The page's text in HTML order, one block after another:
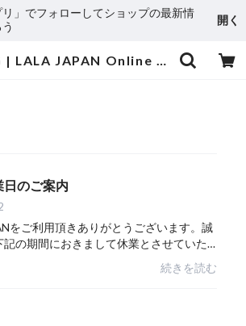
リ」でフォローしてショップの最新情
開く
BLOG | LALA JAPAN Online Shop ｜ ララジャパン オンラインショップ
のご案内
をご利用頂きありがとうございます。誠
記の期間におきまして休業とさせていた
間2018年12月28日から2019年1月6日ま
続きを読む